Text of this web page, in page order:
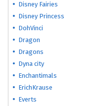
Disney Fairies
Disney Princess
DohVinci
Dragon
Dragons
Dyna city
Enchantimals
ErichKrause
Everts